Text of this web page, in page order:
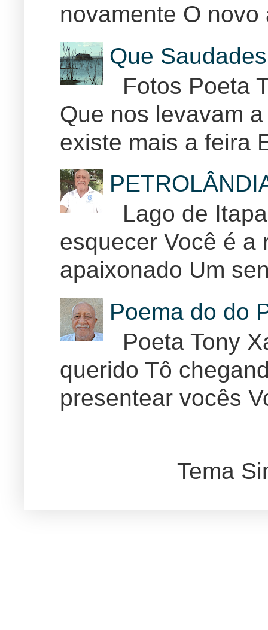
novamente O
Que
Fotos Poeta
Que nos levavam
existe mais a feira
Lago de
esquecer Você é a
apaixonado Um
Poema do do
Poeta Tony
querido Tô
presentear vocês
Tema